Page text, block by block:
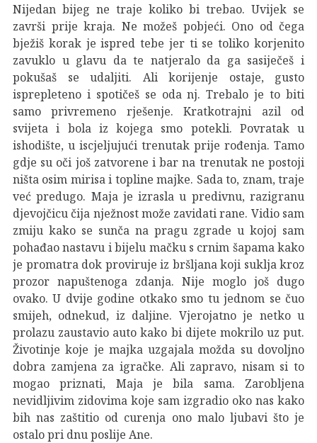
Nijedan bijeg ne traje koliko bi trebao. Uvijek se
završi prije kraja. Ne možeš pobjeći. Ono od čega
bježiš korak je ispred tebe jer ti se toliko korjenito
zavuklo u glavu da te natjeralo da ga sasiječeš i
pokušaš se udaljiti. Ali korijenje ostaje, gusto
isprepleteno i spotičeš se oda nj. Trebalo je to biti
samo privremeno rješenje. Kratkotrajni azil od
svijeta i bola iz kojega smo potekli. Povratak u
ishodište, u iscjeljujući trenutak prije rođenja. Tamo
gdje su oči još zatvorene i bar na trenutak ne postoji
ništa osim mirisa i topline majke. Sada to, znam, traje
već predugo. Maja je izrasla u predivnu, razigranu
djevojčicu čija nježnost može zavidati rane. Vidio sam
zmiju kako se sunča na pragu zgrade u kojoj sam
pohađao nastavu i bijelu mačku s crnim šapama kako
je promatra dok proviruje iz bršljana koji suklja kroz
prozor napuštenoga zdanja. Nije moglo još dugo
ovako. U dvije godine otkako smo tu jednom se čuo
smijeh, odnekud, iz daljine. Vjerojatno je netko u
prolazu zaustavio auto kako bi dijete mokrilo uz put.
Životinje koje je majka uzgajala možda su dovoljno
dobra zamjena za igračke. Ali zapravo, nisam si to
mogao priznati, Maja je bila sama. Zarobljena
nevidljivim zidovima koje sam izgradio oko nas kako
bih nas zaštitio od curenja ono malo ljubavi što je
ostalo pri dnu poslije Ane.